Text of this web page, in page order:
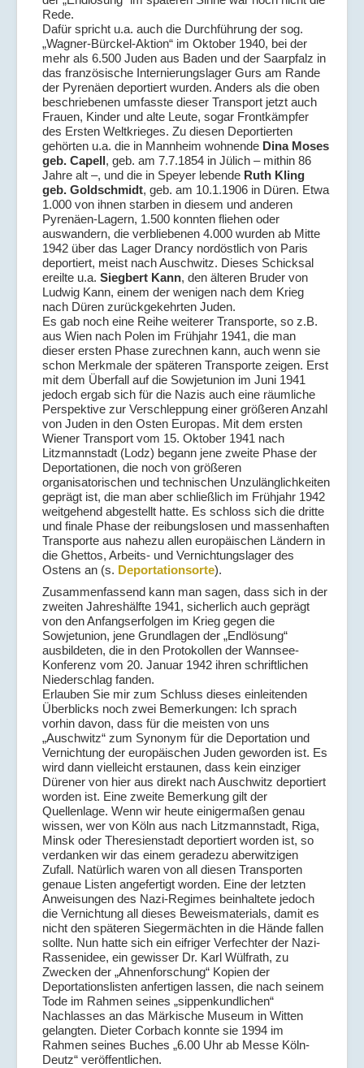
Rede.
Dafür spricht u.a. auch die Durchführung der sog.
„Wagner-Bürckel-Aktion“ im Oktober 1940, bei der
mehr als 6.500 Juden aus Baden und der Saarpfalz in
das französische Internierungslager Gurs am Rande
der Pyrenäen deportiert wurden. Anders als die oben
beschriebenen umfasste dieser Transport jetzt auch
Frauen, Kinder und alte Leute, sogar Frontkämpfer
des Ersten Weltkrieges. Zu diesen Deportierten
gehörten u.a. die in Mannheim wohnende Dina Moses
geb. Capell, geb. am 7.7.1854 in Jülich – mithin 86
Jahre alt –, und die in Speyer lebende Ruth Kling
geb. Goldschmidt, geb. am 10.1.1906 in Düren. Etwa
1.000 von ihnen starben in diesem und anderen
Pyrenäen-Lagern, 1.500 konnten fliehen oder
auswandern, die verbliebenen 4.000 wurden ab Mitte
1942 über das Lager Drancy nordöstlich von Paris
deportiert, meist nach Auschwitz. Dieses Schicksal
ereilte u.a. Siegbert Kann, den älteren Bruder von
Ludwig Kann, einem der wenigen nach dem Krieg
nach Düren zurückgekehrten Juden.
Es gab noch eine Reihe weiterer Transporte, so z.B.
aus Wien nach Polen im Frühjahr 1941, die man
dieser ersten Phase zurechnen kann, auch wenn sie
schon Merkmale der späteren Transporte zeigen. Erst
mit dem Überfall auf die Sowjetunion im Juni 1941
jedoch ergab sich für die Nazis auch eine räumliche
Perspektive zur Verschleppung einer größeren Anzahl
von Juden in den Osten Europas. Mit dem ersten
Wiener Transport vom 15. Oktober 1941 nach
Litzmannstadt (Lodz) begann jene zweite Phase der
Deportationen, die noch von größeren
organisatorischen und technischen Unzulänglichkeiten
geprägt ist, die man aber schließlich im Frühjahr 1942
weitgehend abgestellt hatte. Es schloss sich die dritte
und finale Phase der reibungslosen und massenhaften
Transporte aus nahezu allen europäischen Ländern in
die Ghettos, Arbeits- und Vernichtungslager des
Ostens an (s. Deportationsorte).
Zusammenfassend kann man sagen, dass sich in der
zweiten Jahreshälfte 1941, sicherlich auch geprägt
von den Anfangserfolgen im Krieg gegen die
Sowjetunion, jene Grundlagen der „Endlösung“
ausbildeten, die in den Protokollen der Wannsee-
Konferenz vom 20. Januar 1942 ihren schriftlichen
Niederschlag fanden.
Erlauben Sie mir zum Schluss dieses einleitenden
Überblicks noch zwei Bemerkungen: Ich sprach
vorhin davon, dass für die meisten von uns
„Auschwitz“ zum Synonym für die Deportation und
Vernichtung der europäischen Juden geworden ist. Es
wird dann vielleicht erstaunen, dass kein einziger
Dürener von hier aus direkt nach Auschwitz deportiert
worden ist. Eine zweite Bemerkung gilt der
Quellenlage. Wenn wir heute einigermaßen genau
wissen, wer von Köln aus nach Litzmannstadt, Riga,
Minsk oder Theresienstadt deportiert worden ist, so
verdanken wir das einem geradezu aberwitzigen
Zufall. Natürlich waren von all diesen Transporten
genaue Listen angefertigt worden. Eine der letzten
Anweisungen des Nazi-Regimes beinhaltete jedoch
die Vernichtung all dieses Beweismaterials, damit es
nicht den späteren Siegermächten in die Hände fallen
sollte. Nun hatte sich ein eifriger Verfechter der Nazi-
Rassenidee, ein gewisser Dr. Karl Wülfrath, zu
Zwecken der „Ahnenforschung“ Kopien der
Deportationslisten anfertigen lassen, die nach seinem
Tode im Rahmen seines „sippenkundlichen“
Nachlasses an das Märkische Museum in Witten
gelangten. Dieter Corbach konnte sie 1994 im
Rahmen seines Buches „6.00 Uhr ab Messe Köln-
Deutz“ veröffentlichen.